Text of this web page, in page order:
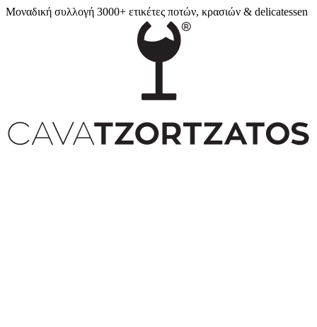
Μοναδική συλλογή 3000+ ετικέτες ποτών, κρασιών & delicatessen